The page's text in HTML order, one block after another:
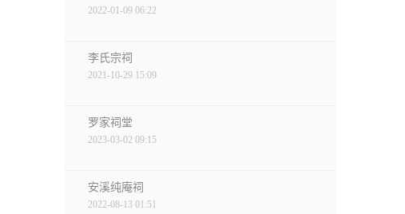
2022-01-09 06:22
李氏宗祠
2021-10-29 15:09
罗家祠堂
2023-03-02 09:15
安溪纯庵祠
2022-08-13 01:51